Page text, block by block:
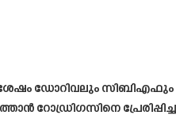
ഡോറിവലും
റോഡ്രിഗസിനെ